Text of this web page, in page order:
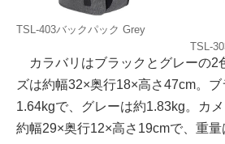
TSL-403バックパック Grey
TSL-
カラバリはブラックとグレーの2
ズは約幅32×奥行18×高さ47cm。
1.64kgで、グレーは約1.83kg。カ
約幅29×奥行12×高さ19cmで、重量